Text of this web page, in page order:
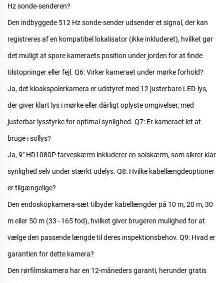
Hz sonde-senderen?
Den indbyggede 512 Hz sonde-sender udsender et signal, der kan
registreres af en kompatibel lokalisator (ikke inkluderet), hvilket gør
det muligt at spore kameraets position under jorden for at finde
tilstopninger eller fejl. Q6: Virker kameraet under mørke forhold?
Ja, det kloakspolerkamera er udstyret med 12 justerbare LED-lys,
der giver klart lys i mørke eller dårligt oplyste omgivelser, med
justerbar lysstyrke for optimal synlighed. Q7: Er kameraet let at
bruge i sollys?
Ja, 9" HD1080P farveskærm inkluderer en solskærm, som sikrer klar
synlighed selv under stærkt udelys. Q8: Hvilke kabellængdeoptioner
er tilgængelige?
Den endoskopkamera-sæt tilbyder kabellængder på 10 m, 20 m, 30
m eller 50 m (33–165 fod), hvilket giver brugeren mulighed for at
vælge den passende længde til deres inspektionsbehov. Q9: Hvad er
garantien for dette kamera?
Den rørfilmskamera har en 12-måneders garanti, herunder gratis